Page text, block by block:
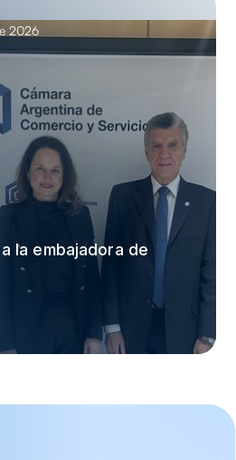
2026
la embajadora de